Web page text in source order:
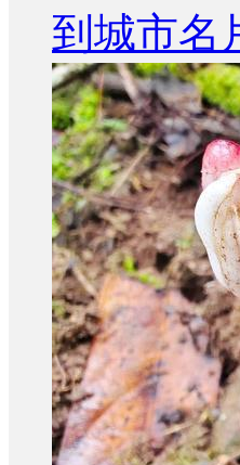
到城市名